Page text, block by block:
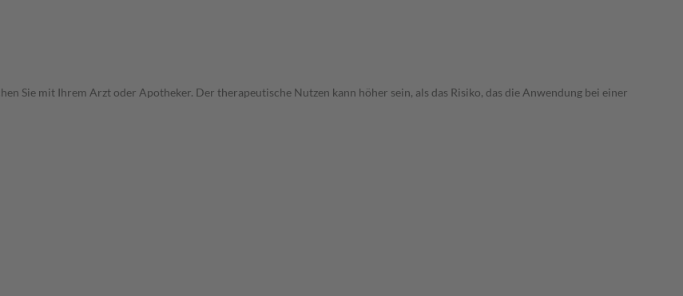
Sie mit Ihrem Arzt oder Apotheker. Der therapeutische Nutzen kann höher sein, als das Risiko, das die Anwendung bei einer